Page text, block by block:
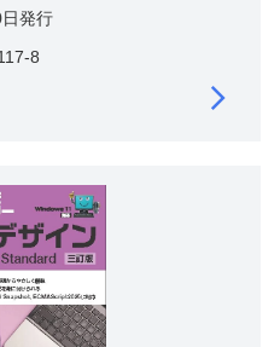
発行
8